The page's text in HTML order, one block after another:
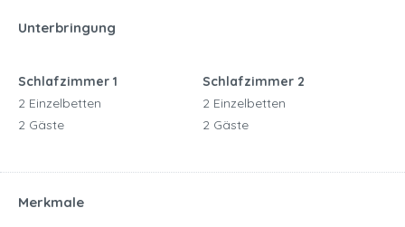
Unterbringung
Schlafzimmer 1
2 Einzelbetten
2 Gäste
Schlafzimmer 2
2 Einzelbetten
2 Gäste
Merkmale